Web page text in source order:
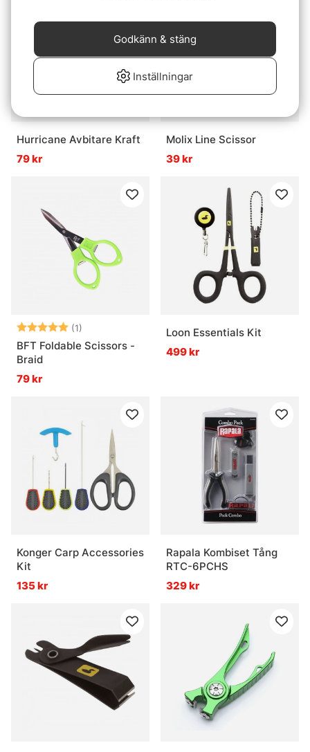
Hurricane Avbitare Kraft
79 kr
Molix Line Scissor
39 kr
Betyg: (1)
5.0 utav 5 stjärnor
BFT Foldable Scissors -
Braid
79 kr
Loon Essentials Kit
499 kr
Konger Carp Accessories
Kit
135 kr
Rapala Kombiset Tång
RTC-6PCHS
329 kr
Inställningar
Godkänn & stäng